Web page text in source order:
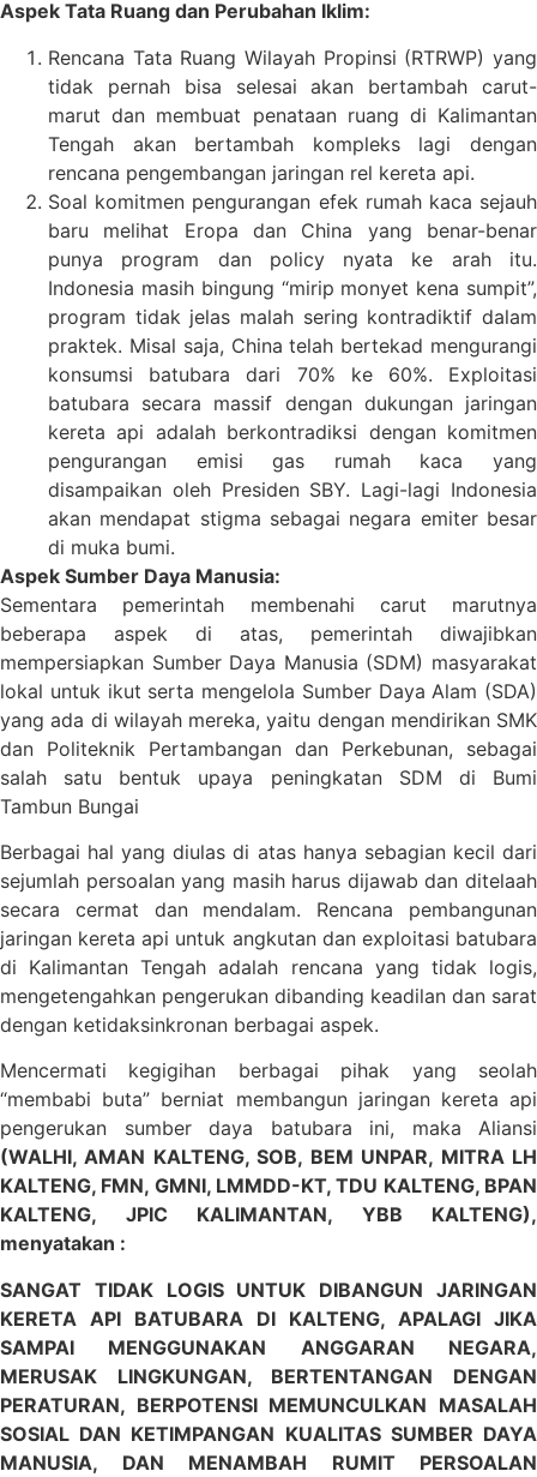
Aspek Tata Ruang dan Perubahan Iklim:
Rencana Tata Ruang Wilayah Propinsi (RTRWP) yang
tidak pernah bisa selesai akan bertambah carut-
marut dan membuat penataan ruang di Kalimantan
Tengah akan bertambah kompleks lagi dengan
rencana pengembangan jaringan rel kereta api.
Soal komitmen pengurangan efek rumah kaca sejauh
baru melihat Eropa dan China yang benar-benar
punya program dan policy nyata ke arah itu.
Indonesia masih bingung “mirip monyet kena sumpit”,
program tidak jelas malah sering kontradiktif dalam
praktek. Misal saja, China telah bertekad mengurangi
konsumsi batubara dari 70% ke 60%. Exploitasi
batubara secara massif dengan dukungan jaringan
kereta api adalah berkontradiksi dengan komitmen
pengurangan emisi gas rumah kaca yang
disampaikan oleh Presiden SBY. Lagi-lagi Indonesia
akan mendapat stigma sebagai negara emiter besar
di muka bumi.
Aspek Sumber Daya Manusia:
Sementara pemerintah membenahi carut marutnya
beberapa aspek di atas, pemerintah diwajibkan
mempersiapkan Sumber Daya Manusia (SDM) masyarakat
lokal untuk ikut serta mengelola Sumber Daya Alam (SDA)
yang ada di wilayah mereka, yaitu dengan mendirikan SMK
dan Politeknik Pertambangan dan Perkebunan, sebagai
salah satu bentuk upaya peningkatan SDM di Bumi
Tambun Bungai
Berbagai hal yang diulas di atas hanya sebagian kecil dari
sejumlah persoalan yang masih harus dijawab dan ditelaah
secara cermat dan mendalam. Rencana pembangunan
jaringan kereta api untuk angkutan dan exploitasi batubara
di Kalimantan Tengah adalah rencana yang tidak logis,
mengetengahkan pengerukan dibanding keadilan dan sarat
dengan ketidaksinkronan berbagai aspek.
Mencermati kegigihan berbagai pihak yang seolah
“membabi buta” berniat membangun jaringan kereta api
pengerukan sumber daya batubara ini, maka Aliansi
(WALHI, AMAN KALTENG, SOB, BEM UNPAR, MITRA LH
KALTENG, FMN, GMNI, LMMDD-KT, TDU KALTENG, BPAN
KALTENG, JPIC KALIMANTAN, YBB KALTENG),
menyatakan :
SANGAT TIDAK LOGIS UNTUK DIBANGUN JARINGAN
KERETA API BATUBARA DI KALTENG, APALAGI JIKA
SAMPAI MENGGUNAKAN ANGGARAN NEGARA,
MERUSAK LINGKUNGAN, BERTENTANGAN DENGAN
PERATURAN, BERPOTENSI MEMUNCULKAN MASALAH
SOSIAL DAN KETIMPANGAN KUALITAS SUMBER DAYA
MANUSIA, DAN MENAMBAH RUMIT PERSOALAN